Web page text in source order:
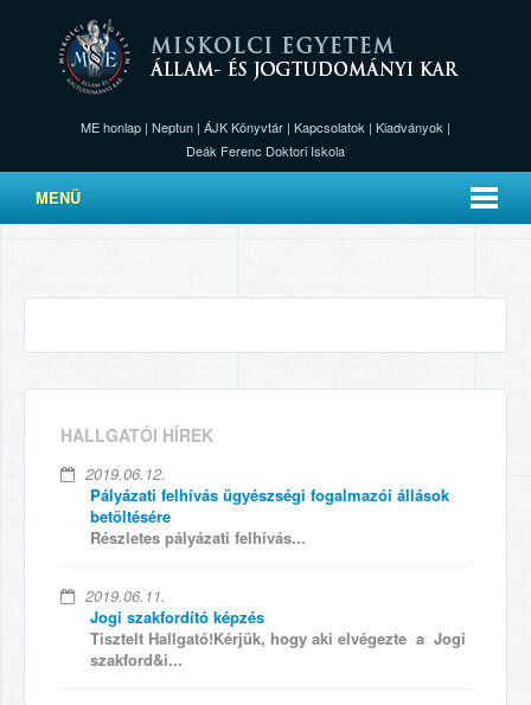
ME honlap | Neptun | ÁJK Könyvtár | Kapcsolatok | Kiadványok |
Deák Ferenc Doktori Iskola
MENÜ
HALLGATÓI HÍREK
2019.06.12.
Pályázati felhívás ügyészségi fogalmazói állások
betöltésére
Részletes pályázati felhívás...
2019.06.11.
Jogi szakfordító képzés
Tisztelt Hallgató!Kérjük, hogy aki elvégezte a Jogi
szakford&i...